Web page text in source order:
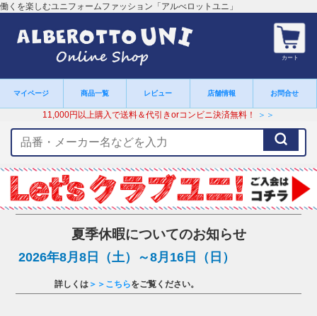
働くを楽しむユニフォームファッション「アルべロットユニ」
カート
マイページ 商品一覧 レビュー 店舗情報 お問合せ
11,000円以上購入で送料＆代引きorコンビニ決済無料！ ＞＞
ー
ワ
ー
ド
夏季休暇についてのお知らせ
2026年8月8日（土）～8月16日（日）
詳しくは ＞＞こちらをご覧ください。